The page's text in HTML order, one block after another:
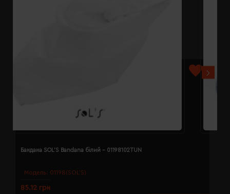
Модель: 01198(SOL’S)
Бандана SOL'S Bandana білий - 01198102TUN
85.12 грн